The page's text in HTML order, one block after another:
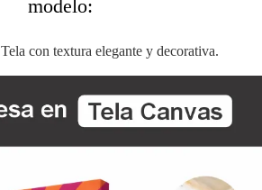
modelo:
Tela con textura elegante y decorativa.